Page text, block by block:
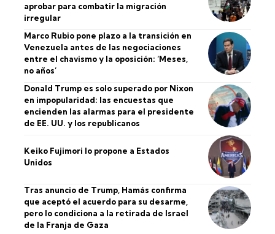
aprobar para combatir la migración
irregular
Marco Rubio pone plazo a la transición en
Venezuela antes de las negociaciones
entre el chavismo y la oposición: ‘Meses,
no años’
Donald Trump es solo superado por Nixon
en impopularidad: las encuestas que
encienden las alarmas para el presidente
de EE. UU. y los republicanos
Keiko Fujimori lo propone a Estados
Unidos
Tras anuncio de Trump, Hamás confirma
que aceptó el acuerdo para su desarme,
pero lo condiciona a la retirada de Israel
de la Franja de Gaza